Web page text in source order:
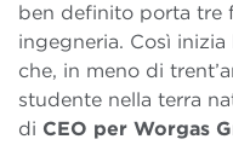
ben definito porta tre
ingegneria. Così
che, in meno di
studente nella terra
di CEO per Worgas